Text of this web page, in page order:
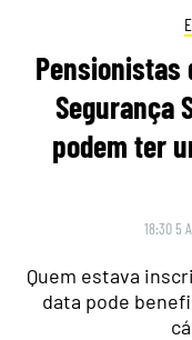
Pensionistas
Segurança
podem ter
18:30 5
Quem estava
data pode